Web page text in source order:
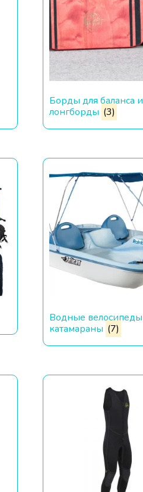
Борды для баланса и
лонгборды (3)
Водные велосипеды
катамараны (7)